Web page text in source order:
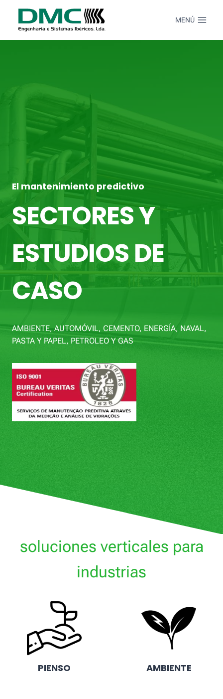
Contenido
MENÚ
El mantenimiento predictivo
SECTORES Y
ESTUDIOS DE
CASO
AMBIENTE, AUTOMÓVIL, CEMENTO, ENERGÍA, NAVAL,
PASTA Y PAPEL, PETROLEO Y GAS
soluciones verticales para
industrias
PIENSO AMBIENTE